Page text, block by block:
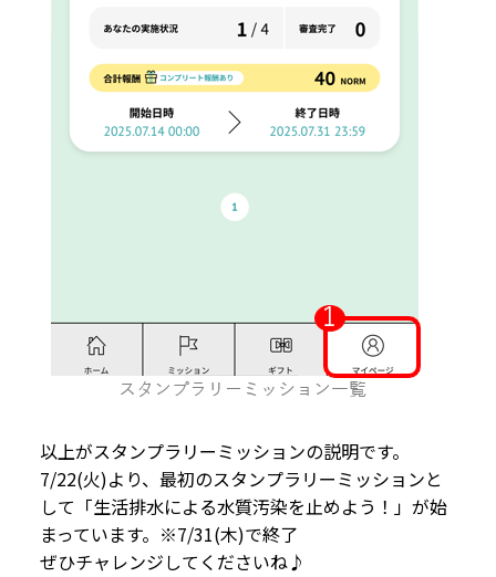
以上がスタンプラリーミッションの説明です。
7/22(火)より、最初のスタンプラリーミッションと
して「生活排水による水質汚染を止めよう！」が始
まっています。※7/31(木)で終了
ぜひチャレンジしてくださいね♪